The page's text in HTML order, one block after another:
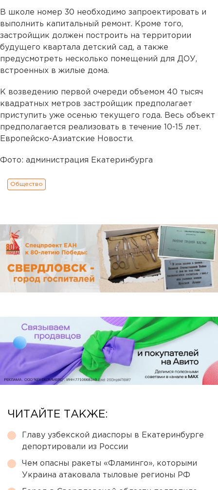
В школе номер 30 необходимо запроектировать и
выполнить капитальный ремонт. Кроме того,
застройщик должен построить на территории
будущего квартала детский сад, а также
предусмотреть несколько помещений для ДОУ,
встроенных в жилые дома.
К возведению первой очереди объемом 40 тысяч
квадратных метров застройщик предполагает
приступить уже осенью текущего года. Весь объект
предполагается реализовать в течение 10-15 лет.
Европейско-Азиатские Новости.
Фото: администрация Екатеринбурга
Общество
ЧИТАЙТЕ ТАКЖЕ:
Главу узбекской диаспоры в Екатеринбурге
депортировали из России
Чем опасны ракеты «Фламинго», которыми
Украина атаковала тыловые регионы РФ